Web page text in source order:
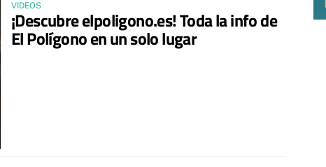
VIDEOS
¡Descubre elpoligono.es! Toda la info de
El Polígono en un solo lugar